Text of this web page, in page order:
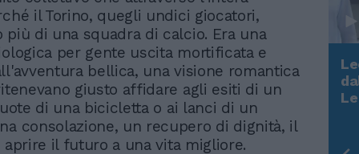
il Torino, quegli undici giocatori,
più di una squadra di calcio. Era una
per gente uscita mortificata e
bellica, una visione romantica
giusto affidare agli esiti di un
di una bicicletta o ai lanci di un
consolazione, un recupero di dignità, il
il futuro a una vita migliore.
Rudy Giuliani a Come States?
Trump, Meloni e la strategia
americana